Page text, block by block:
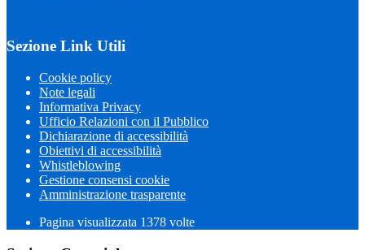
Sezione Link Utili
Cookie policy
Note legali
Informativa Privacy
Ufficio Relazioni con il Pubblico
Dichiarazione di accessibilità
Obiettivi di accessibilità
Whistleblowing
Gestione consensi cookie
Amministrazione trasparente
Pagina visualizzata 1378 volte